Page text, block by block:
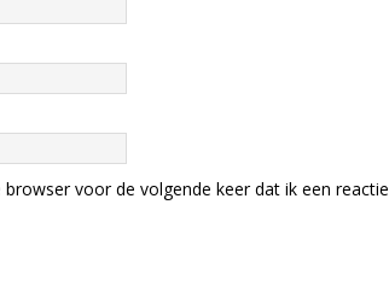
voor de volgende keer dat ik een reactie